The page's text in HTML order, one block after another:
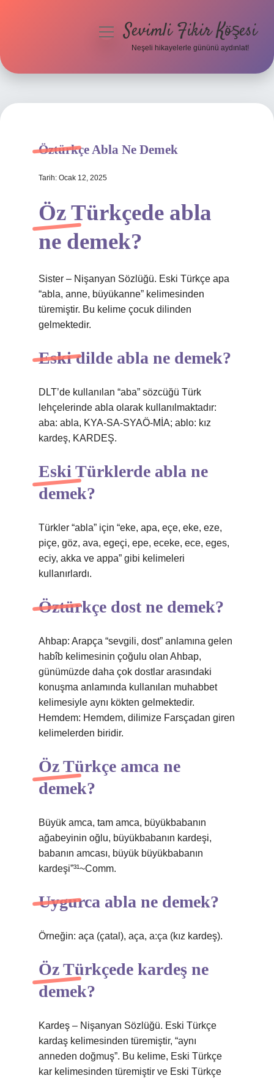
Hakkımızda
menüyüSevimli Fikir Köşesi
Neşeli hikayelerle gününü aydınlat!
Öztürkçe Abla Ne Demek
Tarih: Ocak 12, 2025
Öz Türkçede abla
ne demek?
Sister – Nişanyan Sözlüğü. Eski Türkçe apa
“abla, anne, büyükanne” kelimesinden
türemiştir. Bu kelime çocuk dilinden
gelmektedir.
Eski dilde abla ne demek?
DLT’de kullanılan “aba” sözcüğü Türk
lehçelerinde abla olarak kullanılmaktadır:
aba: abla, KYA-SA-SYAÖ-MİA; ablo: kız
kardeş, KARDEŞ.
Eski Türklerde abla ne
demek?
Türkler “abla” için “eke, apa, eçe, eke, eze,
piçe, göz, ava, egeçi, epe, eceke, ece, eges,
eciy, akka ve appa” gibi kelimeleri
kullanırlardı.
Öztürkçe dost ne demek?
Ahbap: Arapça “sevgili, dost” anlamına gelen
habîb kelimesinin çoğulu olan Ahbap,
günümüzde daha çok dostlar arasındaki
konuşma anlamında kullanılan muhabbet
kelimesiyle aynı kökten gelmektedir.
Hemdem: Hemdem, dilimize Farsçadan giren
kelimelerden biridir.
Öz Türkçe amca ne
demek?
Büyük amca, tam amca, büyükbabanın
ağabeyinin oğlu, büyükbabanın kardeşi,
babanın amcası, büyük büyükbabanın
kardeşi”³¹~Comm.
Uygurca abla ne demek?
Örneğin: aça (çatal), aça, a:ça (kız kardeş).
Öz Türkçede kardeş ne
demek?
Kardeş – Nişanyan Sözlüğü. Eski Türkçe
kardaş kelimesinden türemiştir, “aynı
anneden doğmuş”. Bu kelime, Eski Türkçe
kar kelimesinden türemiştir ve Eski Türkçe